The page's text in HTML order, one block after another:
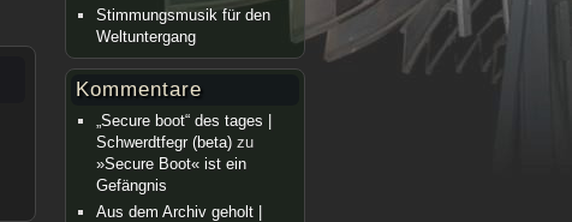
Stimmungsmusik für den
Weltuntergang
Kommentare
„Secure boot“ des tages |
Schwerdtfegr (beta)zu
»Secure Boot« ist ein
Gefängnis
Aus dem Archiv geholt |